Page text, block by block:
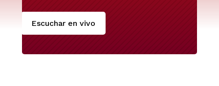
Escuchar en vivo